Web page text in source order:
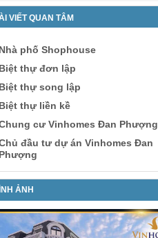
VIẾT QUAN TÂM
phố Shophouse
thự đơn lập
thự song lập
thự liền kề
cư Vinhomes Đan Phượng
đầu tư dự án Vinhomes Đan
ẢNH